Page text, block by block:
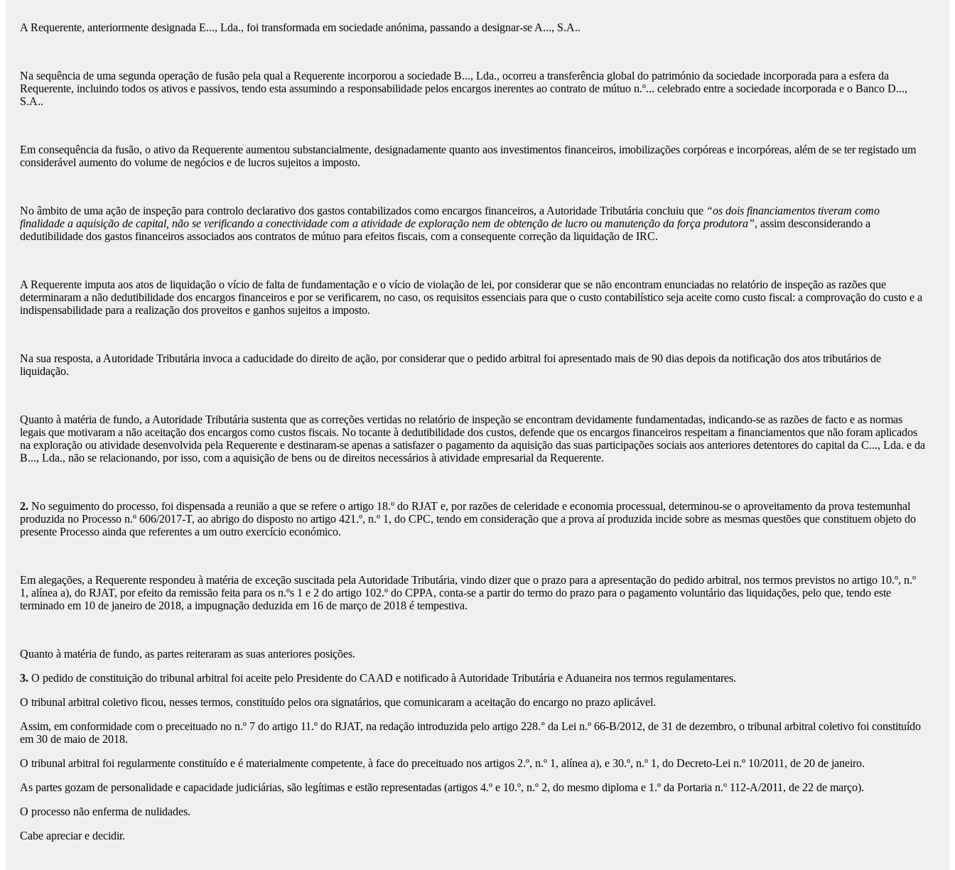
A Requerente, anteriormente designada E..., Lda., foi transformada em sociedade anónima, passando a designar-se A..., S.A..
Na sequência de uma segunda operação de fusão pela qual a Requerente incorporou a sociedade B..., Lda., ocorreu a transferência global do património da sociedade incorporada para a esfera da
Requerente, incluindo todos os ativos e passivos, tendo esta assumindo a responsabilidade pelos encargos inerentes ao contrato de mútuo n.º... celebrado entre a sociedade incorporada e o Banco D...,
S.A..
Em consequência da fusão, o ativo da Requerente aumentou substancialmente, designadamente quanto aos investimentos financeiros, imobilizações corpóreas e incorpóreas, além de se ter registado um
considerável aumento do volume de negócios e de lucros sujeitos a imposto.
No âmbito de uma ação de inspeção para controlo declarativo dos gastos contabilizados como encargos financeiros, a Autoridade Tributária concluiu que “os dois financiamentos tiveram como
finalidade a aquisição de capital, não se verificando a conectividade com a atividade de exploração nem de obtenção de lucro ou manutenção da força produtora”, assim desconsiderando a
dedutibilidade dos gastos financeiros associados aos contratos de mútuo para efeitos fiscais, com a consequente correção da liquidação de IRC.
A Requerente imputa aos atos de liquidação o vício de falta de fundamentação e o vício de violação de lei, por considerar que se não encontram enunciadas no relatório de inspeção as razões que
determinaram a não dedutibilidade dos encargos financeiros e por se verificarem, no caso, os requisitos essenciais para que o custo contabilístico seja aceite como custo fiscal: a comprovação do custo e a
indispensabilidade para a realização dos proveitos e ganhos sujeitos a imposto.
Na sua resposta, a Autoridade Tributária invoca a caducidade do direito de ação, por considerar que o pedido arbitral foi apresentado mais de 90 dias depois da notificação dos atos tributários de
liquidação.
Quanto à matéria de fundo, a Autoridade Tributária sustenta que as correções vertidas no relatório de inspeção se encontram devidamente fundamentadas, indicando-se as razões de facto e as normas
legais que motivaram a não aceitação dos encargos como custos fiscais. No tocante à dedutibilidade dos custos, defende que os encargos financeiros respeitam a financiamentos que não foram aplicados
na exploração ou atividade desenvolvida pela Requerente e destinaram-se apenas a satisfazer o pagamento da aquisição das suas participações sociais aos anteriores detentores do capital da C..., Lda. e da
B..., Lda., não se relacionando, por isso, com a aquisição de bens ou de direitos necessários à atividade empresarial da Requerente.
2. No seguimento do processo, foi dispensada a reunião a que se refere o artigo 18.º do RJAT e, por razões de celeridade e economia processual, determinou-se o aproveitamento da prova testemunhal
produzida no Processo n.º 606/2017-T, ao abrigo do disposto no artigo 421.º, n.º 1, do CPC, tendo em consideração que a prova aí produzida incide sobre as mesmas questões que constituem objeto do
presente Processo ainda que referentes a um outro exercício económico.
Em alegações, a Requerente respondeu à matéria de exceção suscitada pela Autoridade Tributária, vindo dizer que o prazo para a apresentação do pedido arbitral, nos termos previstos no artigo 10.º, n.º
1, alínea a), do RJAT, por efeito da remissão feita para os n.ºs 1 e 2 do artigo 102.º do CPPA, conta-se a partir do termo do prazo para o pagamento voluntário das liquidações, pelo que, tendo este
terminado em 10 de janeiro de 2018, a impugnação deduzida em 16 de março de 2018 é tempestiva.
Quanto à matéria de fundo, as partes reiteraram as suas anteriores posições.
3. O pedido de constituição do tribunal arbitral foi aceite pelo Presidente do CAAD e notificado à Autoridade Tributária e Aduaneira nos termos regulamentares.
O tribunal arbitral coletivo ficou, nesses termos, constituído pelos ora signatários, que comunicaram a aceitação do encargo no prazo aplicável.
Assim, em conformidade com o preceituado no n.º 7 do artigo 11.º do RJAT, na redação introduzida pelo artigo 228.° da Lei n.º 66-B/2012, de 31 de dezembro, o tribunal arbitral coletivo foi constituído
em 30 de maio de 2018.
O tribunal arbitral foi regularmente constituído e é materialmente competente, à face do preceituado nos artigos 2.º, n.º 1, alínea a), e 30.º, n.º 1, do Decreto-Lei n.º 10/2011, de 20 de janeiro.
As partes gozam de personalidade e capacidade judiciárias, são legítimas e estão representadas (artigos 4.º e 10.º, n.º 2, do mesmo diploma e 1.º da Portaria n.º 112-A/2011, de 22 de março).
O processo não enferma de nulidades.
Cabe apreciar e decidir.